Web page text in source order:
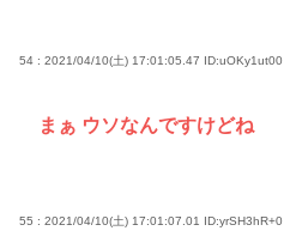
54 : 2021/04/10(土) 17:01:05.47 ID:uOKy1ut00
まぁ ウソなんですけどね
55 : 2021/04/10(土) 17:01:07.01 ID:yrSH3hR+0